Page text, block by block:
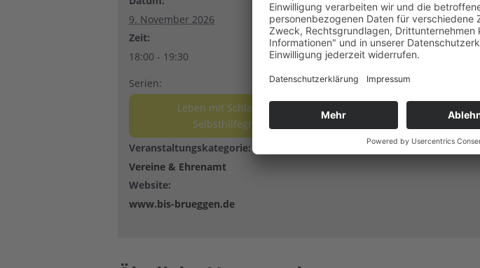
9. November 2026
Zeit:
18:00 - 19:30
Serien:
Leben mit Schlaganfall –
Selbsthilfegruppe
Veranstaltungskategorie:
Vereine & Ehrenamt
Website:
www.bis-brueggen.de
Klosterstr.5
Brüggen, 41379